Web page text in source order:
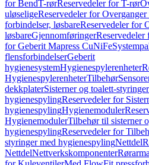
for BendT-rørReservedeler for T-rør
uløseligeReservedeler for
forbindelser, løsbareReservedeler for
løsbareGjennomføringer
for Geberit Mapress CuNiFe
flensforbindelserGeberit
hygienesystemHygienespylerenheter
HygienespylerenheterTilbehør
dekkplaterSisterner og toalett-
hygienespylingReservedeler for
hygienespylingHygienemoduler
HygienemodulerTilbehør til sisterner
hygienespylingReservedeler for
styringer med hygienespylingNettdel
NettdelNettverkskomponenter